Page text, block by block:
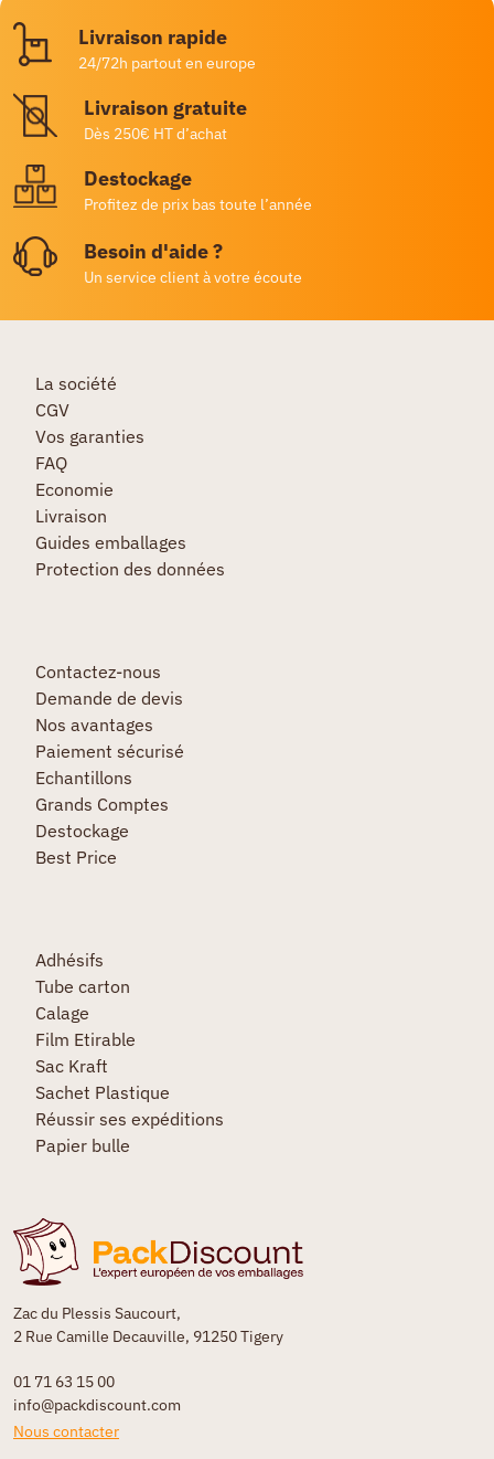
Livraison rapide
24/72h partout en europe
Livraison gratuite
Dès 250€ HT d’achat
Destockage
Profitez de prix bas toute l’année
Besoin d'aide ?
Un service client à votre écoute
Zac du Plessis Saucourt,
2 Rue Camille Decauville, 91250 Tigery
01 71 63 15 00
info@packdiscount.com
Nous contacter
La société
CGV
Vos garanties
FAQ
Economie
Livraison
Guides emballages
Protection des données
Contactez-nous
Demande de devis
Nos avantages
Paiement sécurisé
Echantillons
Grands Comptes
Destockage
Best Price
Adhésifs
Tube carton
Calage
Film Etirable
Sac Kraft
Sachet Plastique
Réussir ses expéditions
Papier bulle